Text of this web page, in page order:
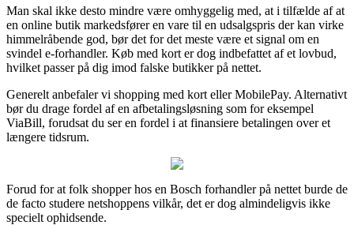
Man skal ikke desto mindre være omhyggelig med, at i tilfælde af at
en online butik markedsfører en vare til en udsalgspris der kan virke
himmelråbende god, bør det for det meste være et signal om en
svindel e-forhandler. Køb med kort er dog indbefattet af et lovbud,
hvilket passer på dig imod falske butikker på nettet.
Generelt anbefaler vi shopping med kort eller MobilePay. Alternativt
bør du drage fordel af en afbetalingsløsning som for eksempel
ViaBill, forudsat du ser en fordel i at finansiere betalingen over et
længere tidsrum.
Forud for at folk shopper hos en Bosch forhandler på nettet burde de
de facto studere netshoppens vilkår, det er dog almindeligvis ikke
specielt ophidsende.